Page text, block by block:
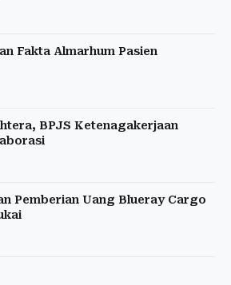
Fakta Almarhum Pasien
BPJS Ketenagakerjaan
Pemberian Uang Blueray Cargo